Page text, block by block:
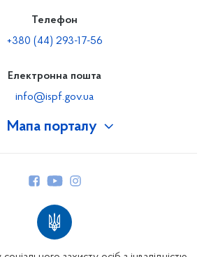
Мапа порталу
Телефон
+380 (44) 293-17-56
Електронна пошта
info@ispf.gov.ua